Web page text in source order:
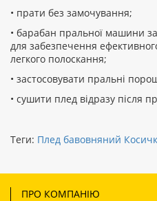
• прати без замочування;
• барабан пральної машини
для забезпечення
легкого полоскання;
• застосовувати пральні
• сушити плед відразу після
Теги: Плед бавовняний
ПРО КОМПАНІЮ